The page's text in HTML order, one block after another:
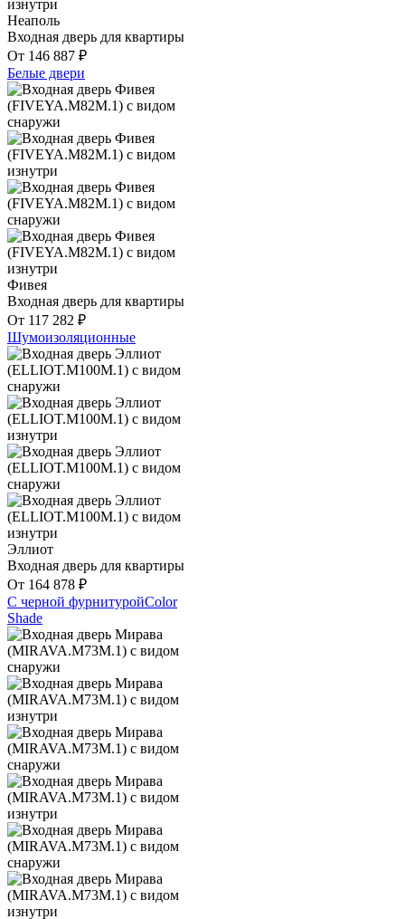
Неаполь
Входная дверь для квартиры
От 146 887 ₽
Белые двери
Фивея
Входная дверь для квартиры
От 117 282 ₽
Шумоизоляционные
Эллиот
Входная дверь для квартиры
От 164 878 ₽
С черной фурнитуройColor
Shade